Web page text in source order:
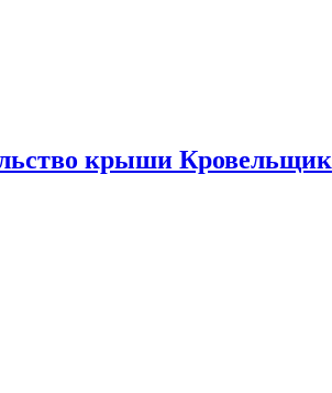
крыши Кровельщик